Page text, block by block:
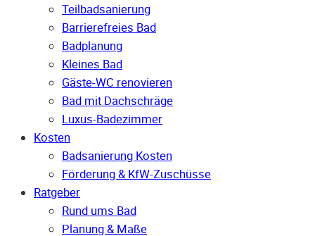
Teilbadsanierung
Barrierefreies Bad
Badplanung
Kleines Bad
Gäste-WC renovieren
Bad mit Dachschräge
Luxus-Badezimmer
Kosten
Badsanierung Kosten
Förderung & KfW-Zuschüsse
Ratgeber
Rund ums Bad
Planung & Maße